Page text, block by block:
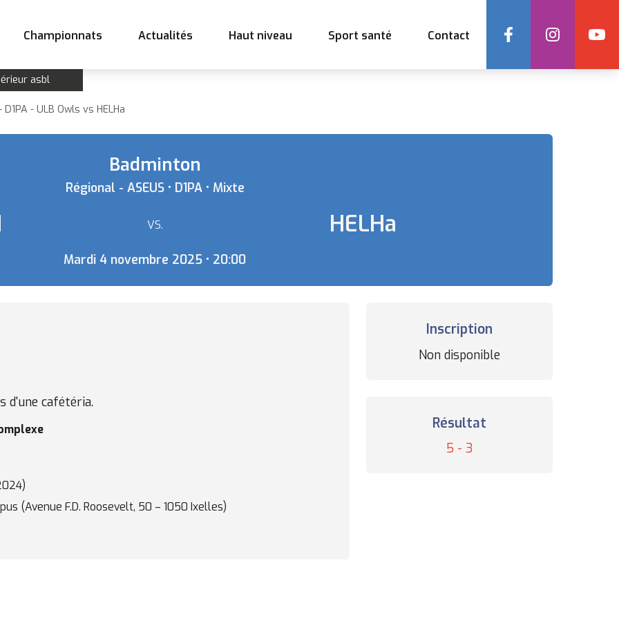
Championnats Actualités Haut niveau Sport santé Contact
Social
asbl
- ULB Owls vs HELHa
Badminton
Régional - ASEUS • D1PA • Mixte
VS. HELHa
Mardi 4 novembre 2025 • 20:00
d'une cafétéria.
(Avenue F.D. Roosevelt, 50 – 1050 Ixelles)
Inscription
Non disponible
Résultat
5 - 3